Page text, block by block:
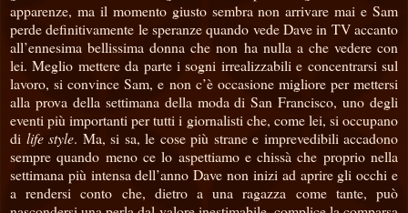
apparenze, ma il momento giusto sembra non arrivare mai e Sam
perde definitivamente le speranze quando vede Dave in TV accanto
all’ennesima bellissima donna che non ha nulla a che vedere con
lei. Meglio mettere da parte i sogni irrealizzabili e concentrarsi sul
lavoro, si convince Sam, e non c’è occasione migliore per mettersi
alla prova della settimana della moda di San Francisco, uno degli
eventi più importanti per tutti i giornalisti che, come lei, si occupano
di life style. Ma, si sa, le cose più strane e imprevedibili accadono
sempre quando meno ce lo aspettiamo e chissà che proprio nella
settimana più intensa dell’anno Dave non inizi ad aprire gli occhi e
a rendersi conto che, dietro a una ragazza come tante, può